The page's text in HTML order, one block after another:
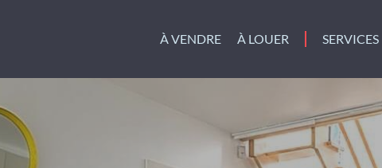
À VENDRE À LOUER SERVICES